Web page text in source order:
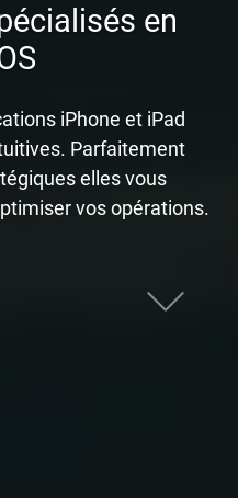
en
iPhone et iPad
Parfaitement
elles vous
vos opérations.